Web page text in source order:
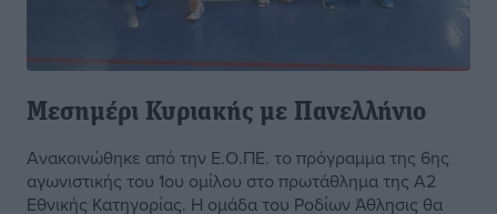
Μεσημέρι Κυριακής με Πανελλήνιο
Ανακοινώθηκε από την Ε.Ο.ΠΕ. το πρόγραμμα της 6ης
αγωνιστικής του 1ου ομίλου στο πρωτάθλημα της Α2
Εθνικής Κατηγορίας. Η ομάδα του Ροδίων Άθλησις θα